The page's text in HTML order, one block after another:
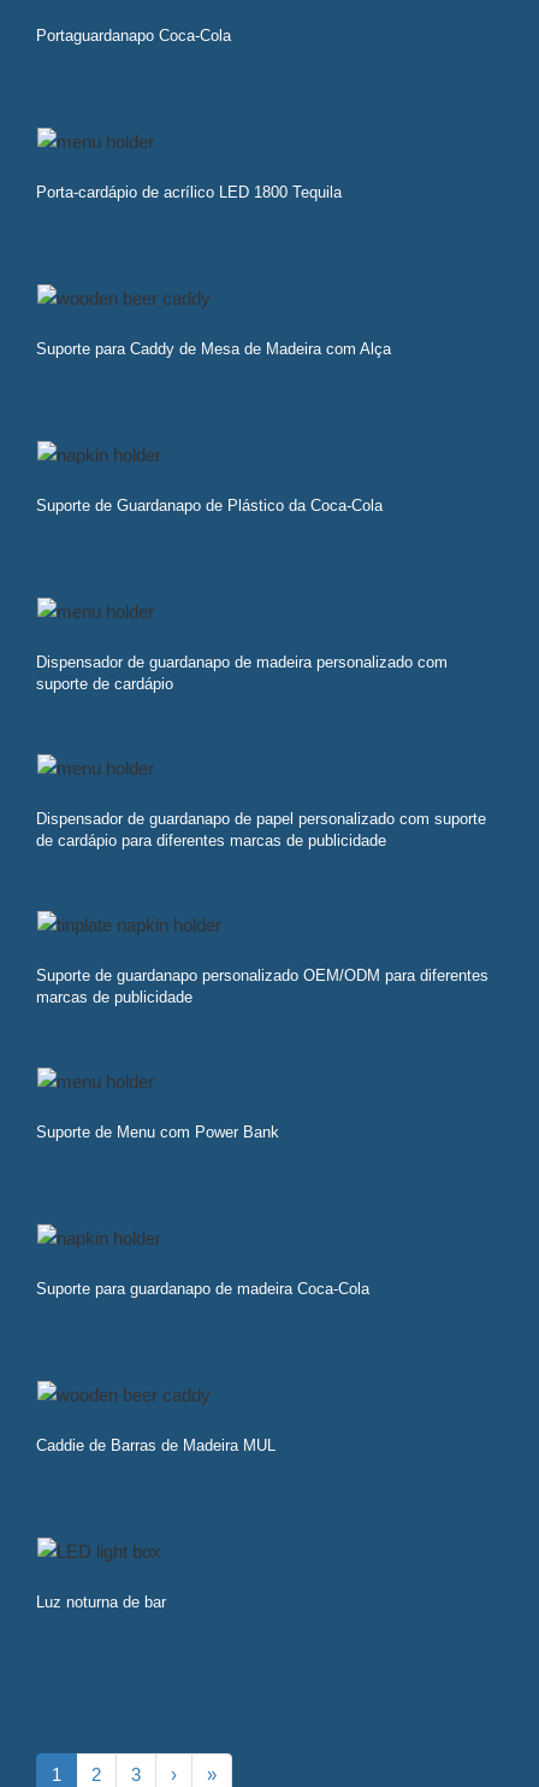
Portaguardanapo Coca-Cola
Porta-cardápio de acrílico LED 1800 Tequila
Suporte para Caddy de Mesa de Madeira com Alça
Suporte de Guardanapo de Plástico da Coca-Cola
Dispensador de guardanapo de madeira personalizado com
suporte de cardápio
Dispensador de guardanapo de papel personalizado com suporte
de cardápio para diferentes marcas de publicidade
Suporte de guardanapo personalizado OEM/ODM para diferentes
marcas de publicidade
Suporte de Menu com Power Bank
Suporte para guardanapo de madeira Coca-Cola
Caddie de Barras de Madeira MUL
Luz noturna de bar
1 2 3 › »